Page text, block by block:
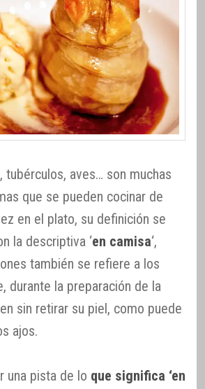
tubérculos, aves… son muchas
que se pueden cocinar de
en el plato, su definición se
la descriptiva ‘en camisa‘,
también se refiere a los
durante la preparación de la
sin retirar su piel, como puede
ajos.
una pista de lo que significa ‘en